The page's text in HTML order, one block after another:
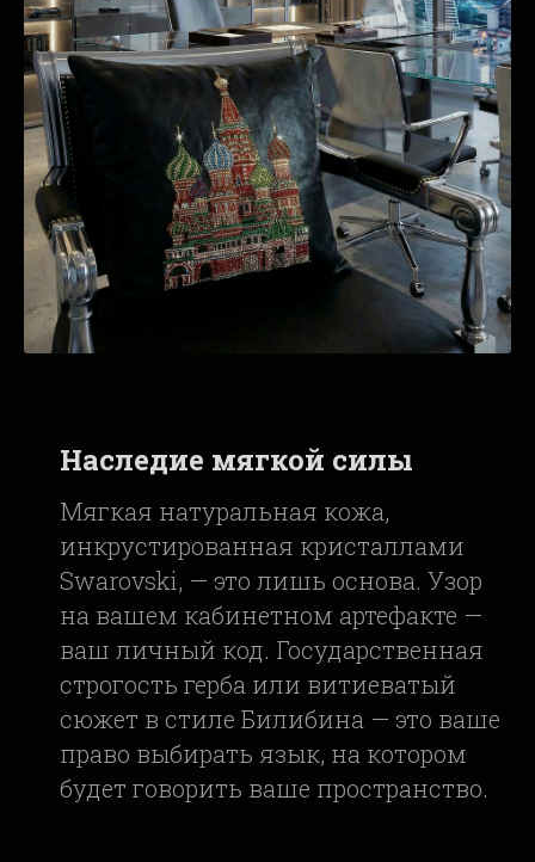
Наследие мягкой силы
Мягкая натуральная кожа,
инкрустированная кристаллами
Swarovski, — это лишь основа. Узор
на вашем кабинетном артефакте —
ваш личный код. Государственная
строгость герба или витиеватый
сюжет в стиле Билибина — это ваше
право выбирать язык, на котором
будет говорить ваше пространство.